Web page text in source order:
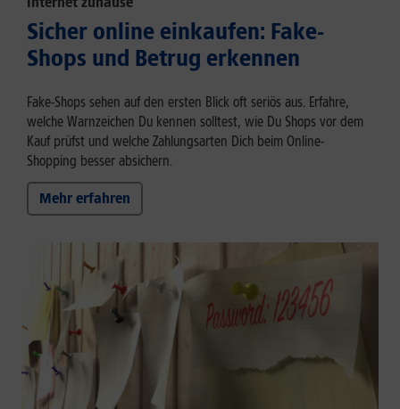
Sicher online einkaufen: Fake-
Shops und Betrug erkennen
Fake-Shops sehen auf den ersten Blick oft seriös aus. Erfahre,
welche Warnzeichen Du kennen solltest, wie Du Shops vor dem
Kauf prüfst und welche Zahlungsarten Dich beim Online-
Shopping besser absichern.
Mehr erfahren